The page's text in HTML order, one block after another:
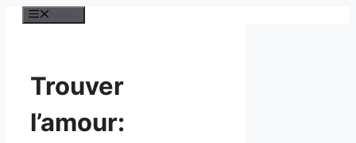
Aller
Trouver
l’amour: